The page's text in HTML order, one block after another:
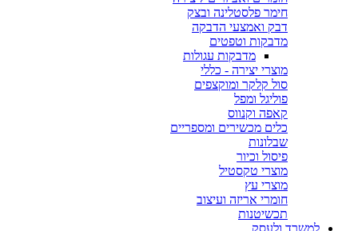
חימר פלסטלינה ובצק
דבק ואמצעי הדבקה
מדבקות וטפטים
מדבקות עגולות
מוצרי יצירה - כללי
סול קלקר ומוקצפים
פוליגל ומפל
קאפה וקנווס
כלים מכשירים ומספריים
שבלונות
פיסול וכיור
מוצרי טקסטיל
מוצרי עץ
חומרי אריזה ועיצוב
תכשיטנות
למשרד ולעסק